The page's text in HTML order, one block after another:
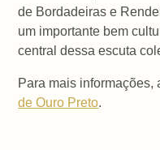
de Bordadeiras e
um importante bem
central dessa escuta
Para mais informações,
de Ouro Preto.